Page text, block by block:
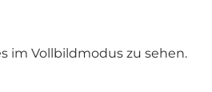
im Vollbildmodus zu sehen.